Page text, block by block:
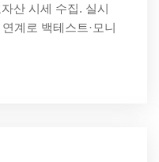
산 시세 수집. 실시
계로 백테스트·모니